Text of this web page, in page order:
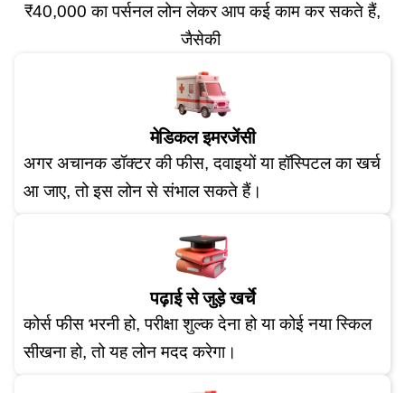
₹40,000 का पर्सनल लोन लेकर आप कई काम कर सकते हैं,
जैसेकी
मेडिकल इमरजेंसी
अगर अचानक डॉक्टर की फीस, दवाइयों या हॉस्पिटल का खर्च
आ जाए, तो इस लोन से संभाल सकते हैं।
पढ़ाई से जुड़े खर्चे
कोर्स फीस भरनी हो, परीक्षा शुल्क देना हो या कोई नया स्किल
सीखना हो, तो यह लोन मदद करेगा।